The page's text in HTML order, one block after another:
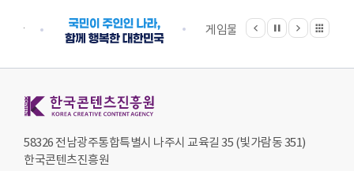
게임물관리위원회
이전
정지
다음 관련기관 전체보기
58326 전남광주통합특별시 나주시 교육길 35 (빛가람동 351)
한국콘텐츠진흥원